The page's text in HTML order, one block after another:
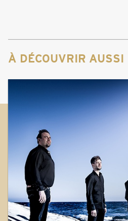
À DÉCOUVRIR AUSSI